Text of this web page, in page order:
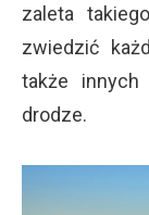
zaleta
zwiedzić
także
drodze.